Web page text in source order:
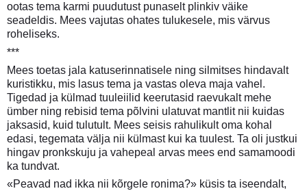
ootas tema karmi puudutust punaselt plinkiv väike
seadeldis. Mees vajutas ohates tulukesele, mis värvus
roheliseks.
***
Mees toetas jala katuserinnatisele ning silmitses hindavalt
kuristikku, mis lasus tema ja vastas oleva maja vahel.
Tigedad ja külmad tuuleiilid keerutasid raevukalt mehe
ümber ning rebisid tema põlvini ulatuvat mantlit nii kuidas
jaksasid, kuid tulutult. Mees seisis rahulikult oma kohal
edasi, tegemata välja nii külmast kui ka tuulest. Ta oli justkui
hingav pronkskuju ja vahepeal arvas mees end samamoodi
ka tundvat.
«Peavad nad ikka nii kõrgele ronima?» küsis ta iseendalt,